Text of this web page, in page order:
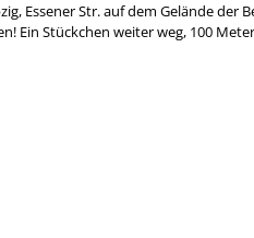
Essener Str. auf dem Gelände
Ein Stückchen weiter weg, 100